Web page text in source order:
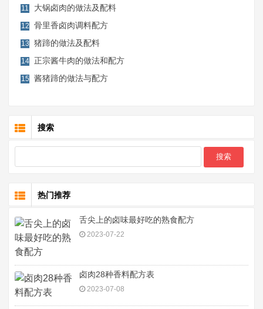
11 大锅卤肉的做法及配料
12 骨里香卤肉调料配方
13 猪蹄的做法及配料
14 正宗酱牛肉的做法和配方
15 酱猪蹄的做法与配方
搜索
热门推荐
舌尖上的卤味最好吃的熟食配方
2023-07-22
卤肉28种香料配方表
2023-07-08